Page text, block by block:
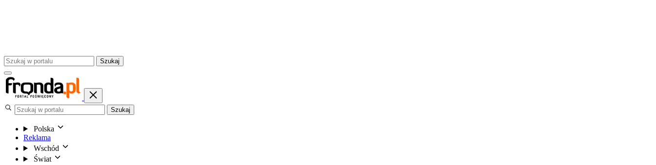
Szukaj
Szukaj
Polska
Reklama
Wschód
Świat